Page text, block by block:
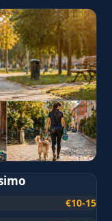
€10-15